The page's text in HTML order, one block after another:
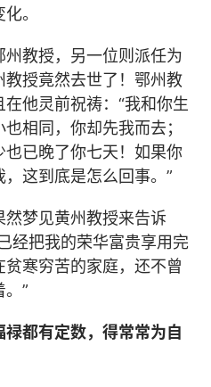
。
教授，另一位则派任为
授竟然去世了！鄂州教
他灵前祝祷：“我和你生
相同，你却先我而去；
也已晚了你七天！如果你
这到底是怎么回事。”
然梦见黄州教授来告诉
经把我的荣华富贵享用完
寒穷苦的家庭，还不曾
”
都有定数，得常常为自